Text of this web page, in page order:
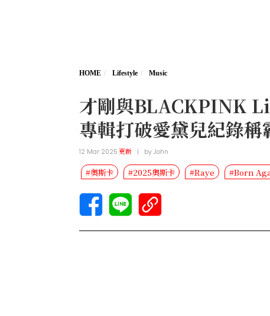
HOME Lifestyle Music
才剛與BLACKPINK
專輯打破愛黛兒紀錄稱
12 Mar 2025更新 | byJohn
#奧斯卡 #2025奧斯卡 #Raye #Born